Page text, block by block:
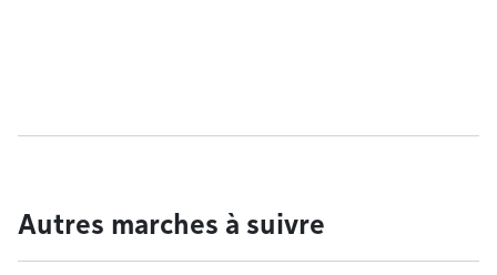
Autres marches à suivre